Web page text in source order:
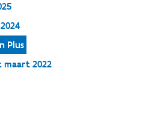
Plus
maart 2022